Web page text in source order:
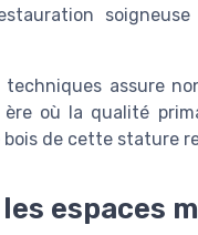
assure
où la qualité
de cette stature
espaces